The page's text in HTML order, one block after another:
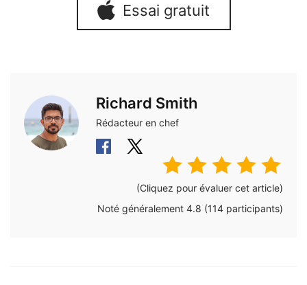
Essai gratuit
Richard Smith
Rédacteur en chef
(Cliquez pour évaluer cet article)
Noté généralement 4.8 (114 participants)